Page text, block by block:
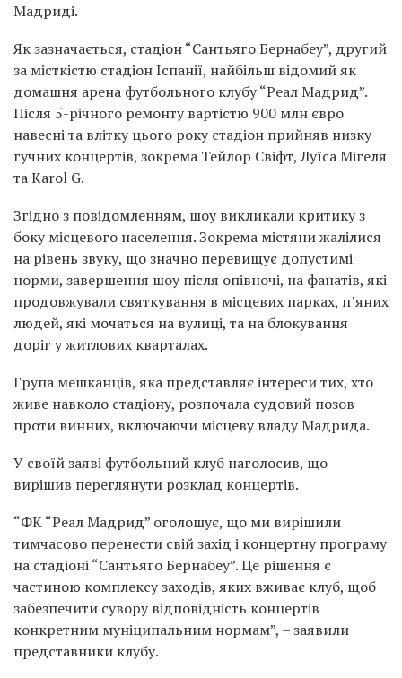
Мадриді.
Як зазначається, стадіон “Сантьяго Бернабеу”, другий
за місткістю стадіон Іспанії, найбільш відомий як
домашня арена футбольного клубу “Реал Мадрид”.
Після 5-річного ремонту вартістю 900 млн євро
навесні та влітку цього року стадіон прийняв низку
гучних концертів, зокрема Тейлор Свіфт, Луїса Мігеля
та Karol G.
Згідно з повідомленням, шоу викликали критику з
боку місцевого населення. Зокрема містяни жалілися
на рівень звуку, що значно перевищує допустимі
норми, завершення шоу після опівночі, на фанатів, які
продовжували святкування в місцевих парках, пʼяних
людей, які мочаться на вулиці, та на блокування
доріг у житлових кварталах.
Група мешканців, яка представляє інтереси тих, хто
живе навколо стадіону, розпочала судовий позов
проти винних, включаючи місцеву владу Мадрида.
У своїй заяві футбольний клуб наголосив, що
вирішив переглянути розклад концертів.
“ФК “Реал Мадрид” оголошує, що ми вирішили
тимчасово перенести свій захід і концертну програму
на стадіоні “Сантьяго Бернабеу”. Це рішення є
частиною комплексу заходів, яких вживає клуб, щоб
забезпечити сувору відповідність концертів
конкретним муніципальним нормам”, – заявили
представники клубу.